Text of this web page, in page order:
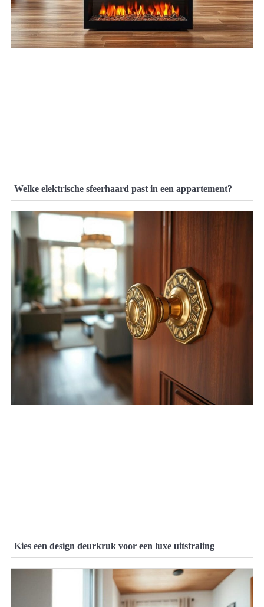
Welke elektrische sfeerhaard past in een appartement?
Kies een design deurkruk voor een luxe uitstraling